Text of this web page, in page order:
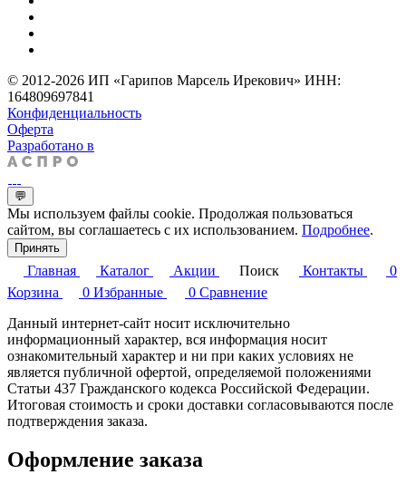
© 2012-2026 ИП «Гарипов Марсель Ирекович» ИНН:
164809697841
Конфиденциальность
Оферта
Разработано в
💬
Мы используем файлы cookie. Продолжая пользоваться
сайтом, вы соглашаетесь с их использованием. Подробнее.
Принять
Главная Каталог Акции Поиск Контакты
0
Корзина
0 Избранные 0 Сравнение
Данный интернет-сайт носит исключительно
информационный характер, вся информация носит
ознакомительный характер и ни при каких условиях не
является публичной офертой, определяемой положениями
Статьи 437 Гражданского кодекса Российской Федерации.
Итоговая стоимость и сроки доставки согласовываются после
подтверждения заказа.
Оформление заказа